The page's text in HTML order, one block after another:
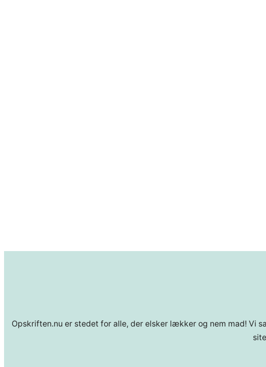
Opskriften.nu er stedet for alle, der elsker lækker og nem mad! Vi